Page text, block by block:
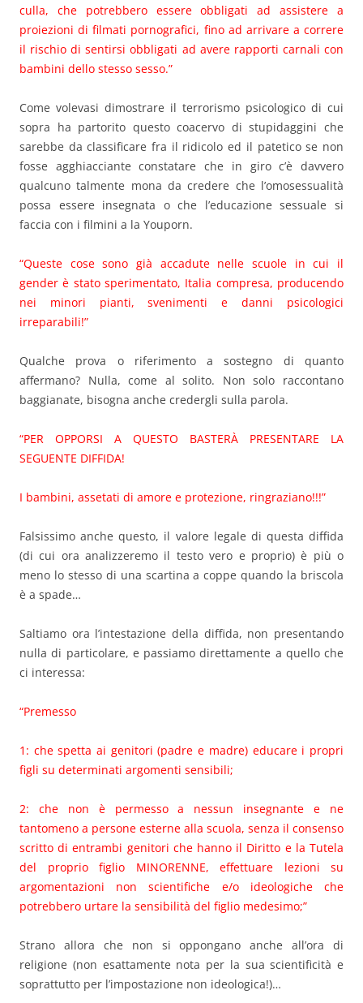
culla, che potrebbero essere obbligati ad assistere a
proiezioni di filmati pornografici, fino ad arrivare a correre
il rischio di sentirsi obbligati ad avere rapporti carnali con
bambini dello stesso sesso.”
Come volevasi dimostrare il terrorismo psicologico di cui
sopra ha partorito questo coacervo di stupidaggini che
sarebbe da classificare fra il ridicolo ed il patetico se non
fosse agghiacciante constatare che in giro c’è davvero
qualcuno talmente mona da credere che l’omosessualità
possa essere insegnata o che l’educazione sessuale si
faccia con i filmini a la Youporn.
“Queste cose sono già accadute nelle scuole in cui il
gender è stato sperimentato, Italia compresa, producendo
nei minori pianti, svenimenti e danni psicologici
irreparabili!”
Qualche prova o riferimento a sostegno di quanto
affermano? Nulla, come al solito. Non solo raccontano
baggianate, bisogna anche credergli sulla parola.
“PER OPPORSI A QUESTO BASTERÀ PRESENTARE LA
SEGUENTE DIFFIDA!
I bambini, assetati di amore e protezione, ringraziano!!!”
Falsissimo anche questo, il valore legale di questa diffida
(di cui ora analizzeremo il testo vero e proprio) è più o
meno lo stesso di una scartina a coppe quando la briscola
è a spade…
Saltiamo ora l’intestazione della diffida, non presentando
nulla di particolare, e passiamo direttamente a quello che
ci interessa:
“Premesso
1: che spetta ai genitori (padre e madre) educare i propri
figli su determinati argomenti sensibili;
2: che non è permesso a nessun insegnante e ne
tantomeno a persone esterne alla scuola, senza il consenso
scritto di entrambi genitori che hanno il Diritto e la Tutela
del proprio figlio MINORENNE, effettuare lezioni su
argomentazioni non scientifiche e/o ideologiche che
potrebbero urtare la sensibilità del figlio medesimo;”
Strano allora che non si oppongano anche all’ora di
religione (non esattamente nota per la sua scientificità e
soprattutto per l’impostazione non ideologica!)…